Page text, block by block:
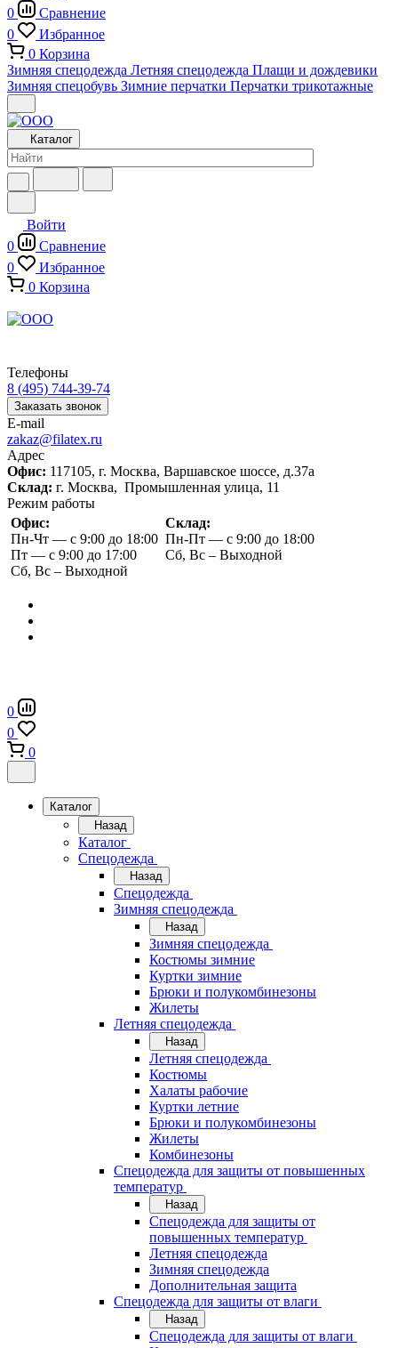
0
Сравнение
0
Избранное
0 Корзина
Зимняя спецодежда Летняя спецодежда Плащи и дождевики
Зимняя спецобувь Зимние перчатки Перчатки трикотажные
Каталог
Войти
0
Сравнение
0
Избранное
0 Корзина
Телефоны
8 (495) 744-39-74
Заказать звонок
E-mail
zakaz@filatex.ru
Адрес
Офис: 117105, г. Москва, Варшавское шоссе, д.37а
Склад: г. Москва, Промышленная улица, 11
Режим работы
Офис:
Пн-Чт — с 9:00 до 18:00
Пт — с 9:00 до 17:00
Сб, Вс – Выходной
Склад:
Пн-Пт — с 9:00 до 18:00
Сб, Вс – Выходной
0
0
0
Каталог
Назад
Каталог
Спецодежда
Назад
Спецодежда
Зимняя спецодежда
Назад
Зимняя спецодежда
Костюмы зимние
Куртки зимние
Брюки и полукомбинезоны
Жилеты
Летняя спецодежда
Назад
Летняя спецодежда
Костюмы
Халаты рабочие
Куртки летние
Брюки и полукомбинезоны
Жилеты
Комбинезоны
Спецодежда для защиты от повышенных
температур
Назад
Спецодежда для защиты от
повышенных температур
Летняя спецодежда
Зимняя спецодежда
Дополнительная защита
Спецодежда для защиты от влаги
Назад
Спецодежда для защиты от влаги